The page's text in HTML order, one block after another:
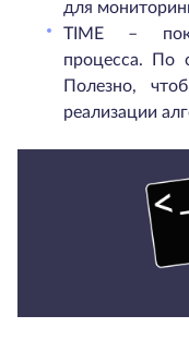
для
TIME –
процесса. По
Полезно,
реализации